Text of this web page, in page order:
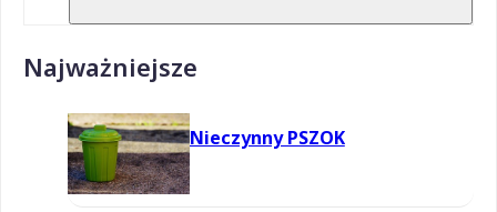
Najważniejsze
Nieczynny PSZOK